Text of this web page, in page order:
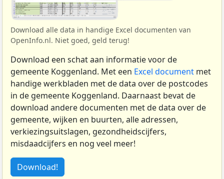
Download alle data in handige Excel documenten van
OpenInfo.nl. Niet goed, geld terug!
Download een schat aan informatie voor de
gemeente Koggenland. Met een Excel document met
handige werkbladen met de data over de postcodes
in de gemeente Koggenland. Daarnaast bevat de
download andere documenten met de data over de
gemeente, wijken en buurten, alle adressen,
verkiezingsuitslagen, gezondheidscijfers,
misdaadcijfers en nog veel meer!
Download!